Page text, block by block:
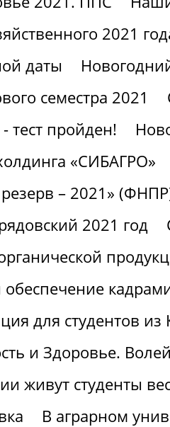
2021
даты
семестра 2021
тест пройден!
«СИБАГРО»
резерв – 2021»
2021 год
обеспечение
для студентов из
и Здоровье.
живут студенты
В аграрном